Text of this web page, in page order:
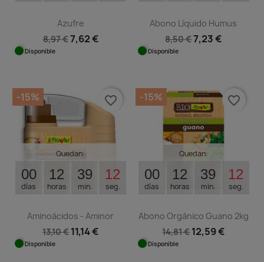
Azufre
8,97 €7,62 €
Disponible
Abono Líquido Humus
8,50 €7,23 €
Disponible
Quedan:
00
días
12
horas
39
min.
12
seg.
Aminoácidos - Aminor
13,10 € 11,14 €
Disponible
-15% favorite_border
Quedan:
00
días
12
horas
39
min.
12
seg.
Abono Orgánico Guano 2kg
14,81 €12,59 €
Disponible
-15% favorite_border